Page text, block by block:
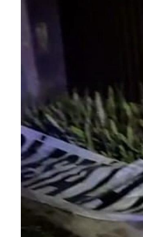
Notas
Editorial